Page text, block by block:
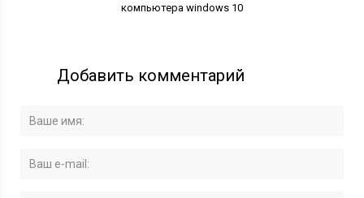
компьютера windows 10
Добавить комментарий